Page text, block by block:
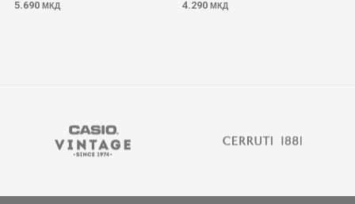
5.690 МКД 4.290 МКД